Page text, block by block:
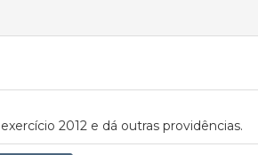
2012 e dá outras providências.